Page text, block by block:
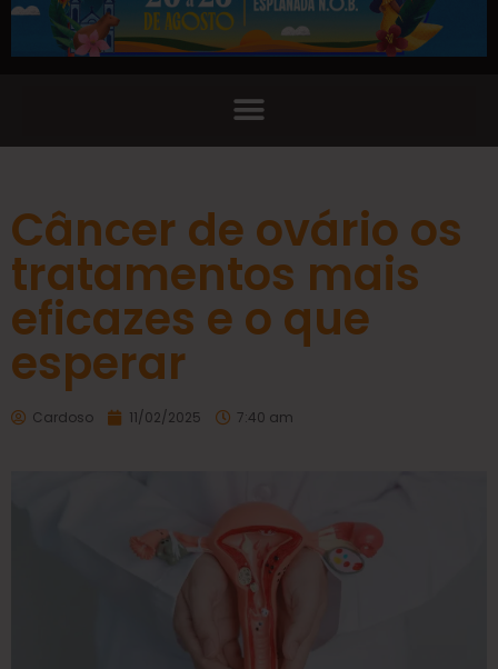
Câncer de ovário os
tratamentos mais
eficazes e o que
esperar
Cardoso 11/02/2025 7:40 am